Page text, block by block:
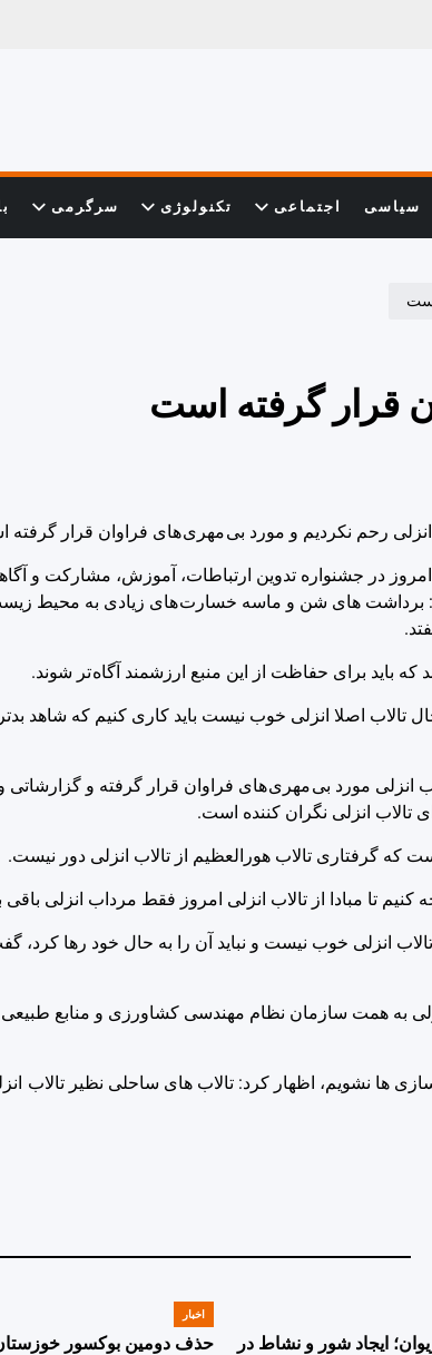
سیاسی اجتماعی تکنولوژی سرگرمی
قرار گرفته است
رحم نکردیم و مورد بی مهری های فراوان قرار گرفته
در جشنواره تدوین ارتباطات، آموزش، مشارکت و
برداشت های شن و ماسه خسارت های زیادی به محیط
باید برای حفاظت از این منبع ارزشمند آگاه تر شوند.
اصلا انزلی خوب نیست باید کاری کنیم که شاهد
مورد بی مهری های فراوان قرار گرفته و گزارشاتی
که گرفتاری تالاب هورالعظیم از تالاب انزلی دور نیست.
تا مبادا از تالاب انزلی امروز فقط مرداب انزلی باقی
انزلی خوب نیست و نباید آن را به حال خود رها کرد،
به همت سازمان نظام مهندسی کشاورزی و منابع
ها نشویم، اظهار کرد: تالاب های ساحلی نظیر تالاب
ایجاد شور و نشاط در
POSTED
اخبار
حذف دومین بوکسور